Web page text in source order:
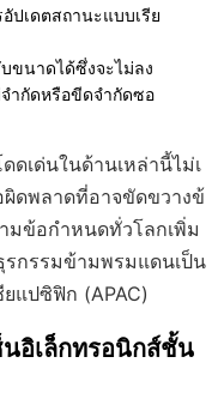
ปเดตสถานะแบบเรีย
ขนาดได้ซึ่งจะไม่ลง
ำกัดหรือขีดจำกัดซอ
เด่นในด้านเหล่านี้ไม่เ
ดพลาดที่อาจขัดขวางข้
มข้อกำหนดทั่วโลกเพิ่ม
กรรมข้ามพรมแดนเป็น
ยแปซิฟิก (APAC)
นอิเล็กทรอนิกส์ชั้น